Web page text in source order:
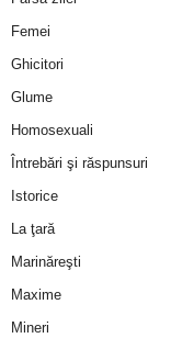
Femei
Ghicitori
Glume
Homosexuali
Întrebări şi răspunsuri
Istorice
La ţară
Marinăreşti
Maxime
Mineri